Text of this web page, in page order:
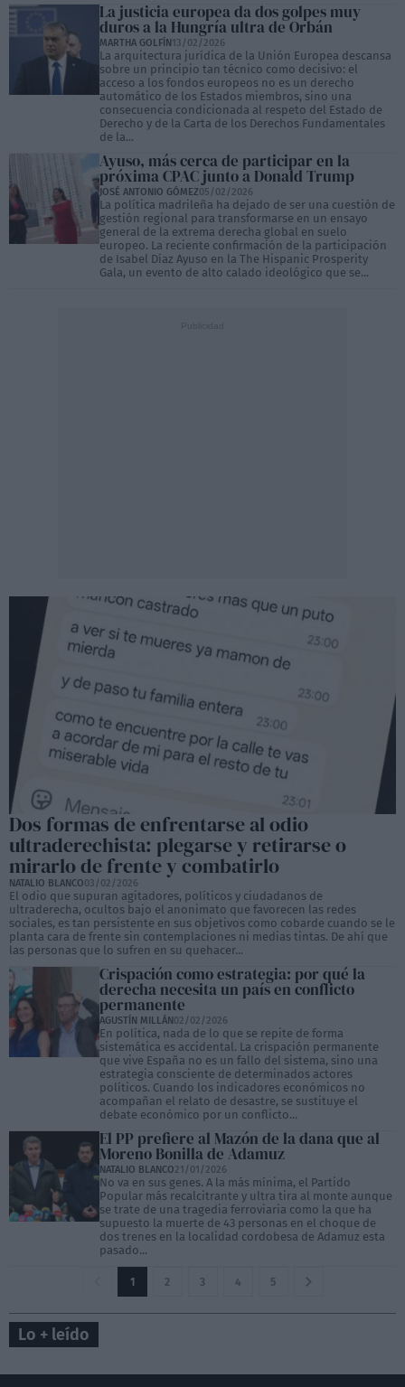
La justicia europea da dos golpes muy
duros a la Hungría ultra de Orbán
MARTHA GOLFÍN13/02/2026
La arquitectura jurídica de la Unión Europea descansa
sobre un principio tan técnico como decisivo: el
acceso a los fondos europeos no es un derecho
automático de los Estados miembros, sino una
consecuencia condicionada al respeto del Estado de
Derecho y de la Carta de los Derechos Fundamentales
de la...
Ayuso, más cerca de participar en la
próxima CPAC junto a Donald Trump
JOSÉ ANTONIO GÓMEZ05/02/2026
La política madrileña ha dejado de ser una cuestión de
gestión regional para transformarse en un ensayo
general de la extrema derecha global en suelo
europeo. La reciente confirmación de la participación
de Isabel Díaz Ayuso en la The Hispanic Prosperity
Gala, un evento de alto calado ideológico que se...
Dos formas de enfrentarse al odio
ultraderechista: plegarse y retirarse o
mirarlo de frente y combatirlo
NATALIO BLANCO03/02/2026
El odio que supuran agitadores, políticos y ciudadanos de
ultraderecha, ocultos bajo el anonimato que favorecen las redes
sociales, es tan persistente en sus objetivos como cobarde cuando se le
planta cara de frente sin contemplaciones ni medias tintas. De ahí que
las personas que lo sufren en su quehacer...
Crispación como estrategia: por qué la
derecha necesita un país en conflicto
permanente
AGUSTÍN MILLÁN02/02/2026
En política, nada de lo que se repite de forma
sistemática es accidental. La crispación permanente
que vive España no es un fallo del sistema, sino una
estrategia consciente de determinados actores
políticos. Cuando los indicadores económicos no
acompañan el relato de desastre, se sustituye el
debate económico por un conflicto...
El PP prefiere al Mazón de la dana que al
Moreno Bonilla de Adamuz
NATALIO BLANCO21/01/2026
No va en sus genes. A la más mínima, el Partido
Popular más recalcitrante y ultra tira al monte aunque
se trate de una tragedia ferroviaria como la que ha
supuesto la muerte de 43 personas en el choque de
dos trenes en la localidad cordobesa de Adamuz esta
pasado...
1 2 3 4 5
Lo + leído